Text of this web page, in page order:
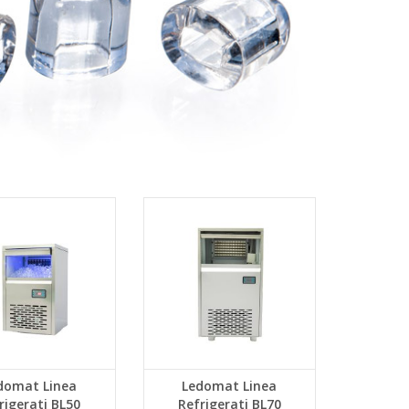
Linea
Ledomat Linea